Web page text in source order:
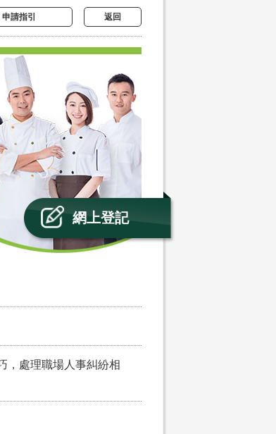
申請指引 返回
網上登記
，處理職場人事糾紛相